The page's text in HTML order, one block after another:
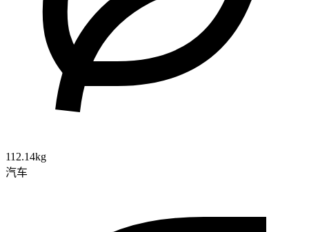
112.14kg
汽车